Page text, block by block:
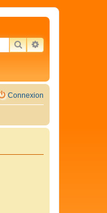
RECHERCHER
RECHERCHE
Connexion